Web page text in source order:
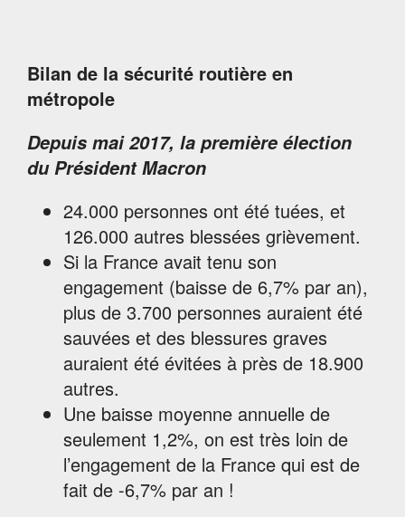
Bilan de la sécurité routière en
métropole
Depuis mai 2017, la première élection
du Président Macron
24.000 personnes ont été tuées, et
126.000 autres blessées grièvement.
Si la France avait tenu son
engagement (baisse de 6,7% par an),
plus de 3.700 personnes auraient été
sauvées et des blessures graves
auraient été évitées à près de 18.900
autres.
Une baisse moyenne annuelle de
seulement 1,2%, on est très loin de
l’engagement de la France qui est de
fait de -6,7% par an !